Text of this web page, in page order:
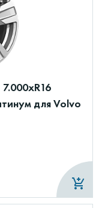
для Volvo